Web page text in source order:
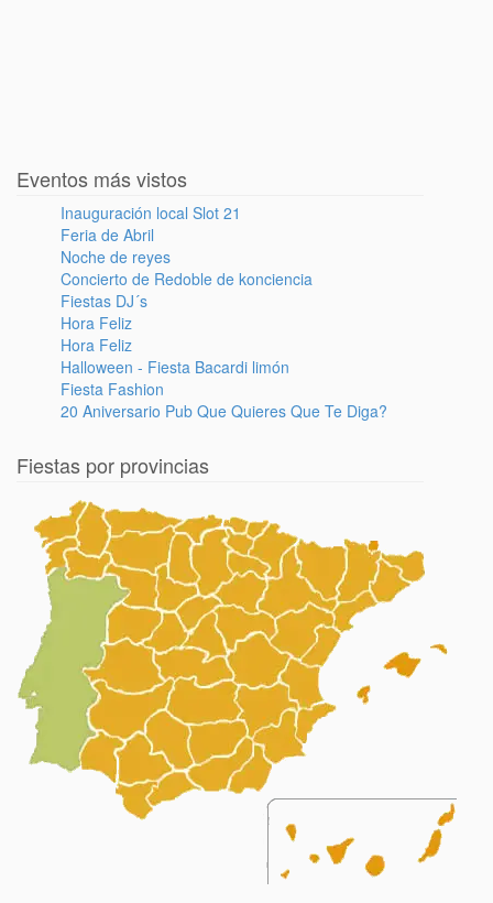
Eventos más vistos
Inauguración local Slot 21
Feria de Abril
Noche de reyes
Concierto de Redoble de konciencia
Fiestas DJ´s
Hora Feliz
Hora Feliz
Halloween - Fiesta Bacardi limón
Fiesta Fashion
20 Aniversario Pub Que Quieres Que Te Diga?
Fiestas por provincias